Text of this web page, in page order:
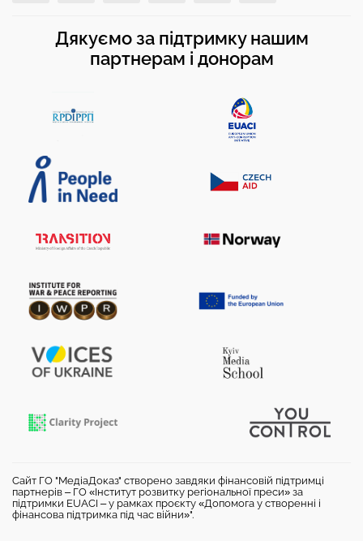
Дякуємо за підтримку нашим
партнерам і донорам
Сайт ГО "МедіаДоказ" створено завдяки фінансовій підтримці
партнерів – ГО «Інститут розвитку регіональної преси» за
підтримки EUACI – у рамках проєкту «Допомога у створенні і
фінансова підтримка під час війни»".